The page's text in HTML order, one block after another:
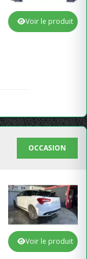
Voir le produit
OCCASION
Voir le produit